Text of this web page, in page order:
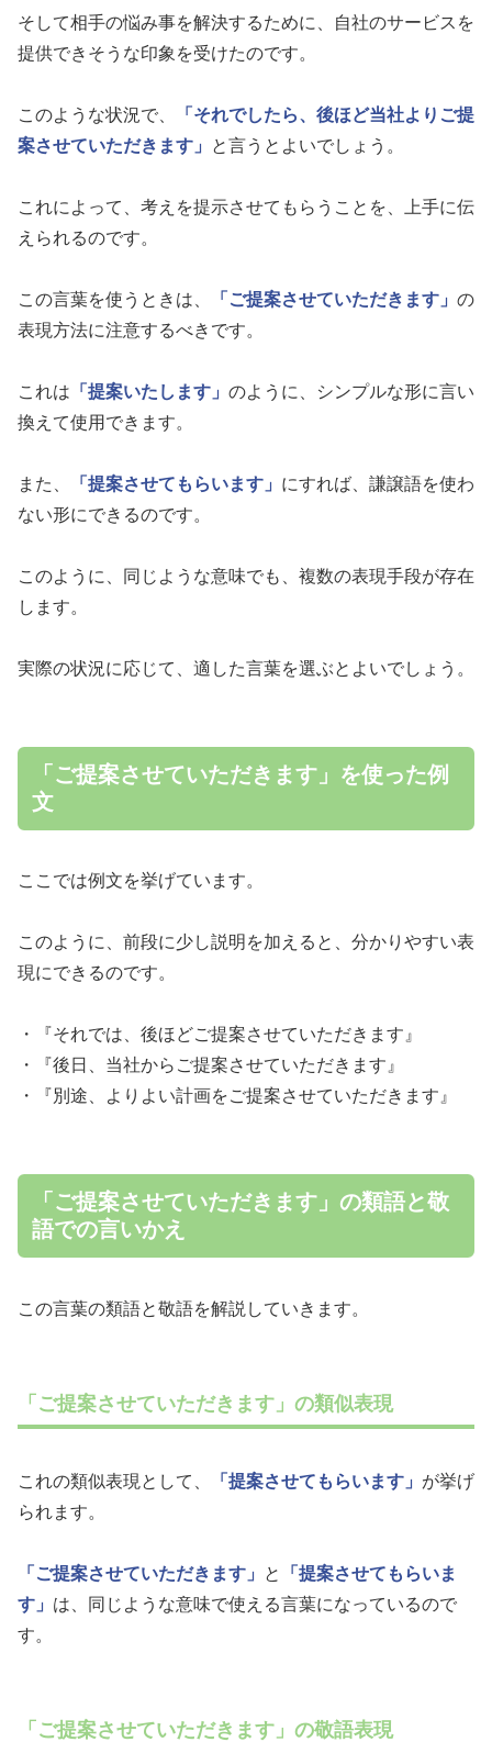
そして相手の悩み事を解決するために、自社のサービスを
提供できそうな印象を受けたのです。
このような状況で、
「それでしたら、後ほど当社よりご提
案させていただきます」
と言うとよいでしょう。
これによって、考えを提示させてもらうことを、上手に伝
えられるのです。
この言葉を使うときは、 「ご提案させていただきます」 の
表現方法に注意するべきです。
これは 「提案いたします」 のように、シンプルな形に言い
換えて使用できます。
また、 「提案させてもらいます」 にすれば、謙譲語を使わ
ない形にできるのです。
このように、同じような意味でも、複数の表現手段が存在
します。
実際の状況に応じて、適した言葉を選ぶとよいでしょう。
「ご提案させていただきます」を使った例
文
ここでは例文を挙げています。
このように、前段に少し説明を加えると、分かりやすい表
現にできるのです。
・『それでは、後ほどご提案させていただきます』
・『後日、当社からご提案させていただきます』
・『別途、よりよい計画をご提案させていただきます』
「ご提案させていただきます」の類語と敬
語での言いかえ
この言葉の類語と敬語を解説していきます。
「ご提案させていただきます」の類似表現
これの類似表現として、 「提案させてもらいます」 が挙げ
られます。
「ご提案させていただきます」 と
「提案させてもらいま
す」 は、同じような意味で使える言葉になっているので
す。
「ご提案させていただきます」の敬語表現